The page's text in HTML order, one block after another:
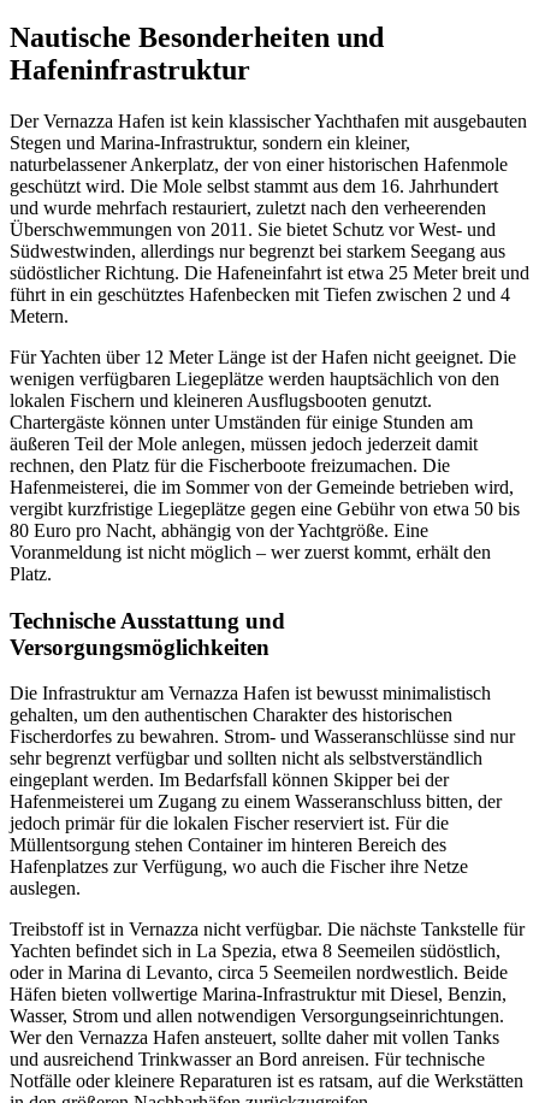
Nautische Besonderheiten und
Hafeninfrastruktur
Der Vernazza Hafen ist kein klassischer Yachthafen mit ausgebauten
Stegen und Marina-Infrastruktur, sondern ein kleiner,
naturbelassener Ankerplatz, der von einer historischen Hafenmole
geschützt wird. Die Mole selbst stammt aus dem 16. Jahrhundert
und wurde mehrfach restauriert, zuletzt nach den verheerenden
Überschwemmungen von 2011. Sie bietet Schutz vor West- und
Südwestwinden, allerdings nur begrenzt bei starkem Seegang aus
südöstlicher Richtung. Die Hafeneinfahrt ist etwa 25 Meter breit und
führt in ein geschütztes Hafenbecken mit Tiefen zwischen 2 und 4
Metern.
Für Yachten über 12 Meter Länge ist der Hafen nicht geeignet. Die
wenigen verfügbaren Liegeplätze werden hauptsächlich von den
lokalen Fischern und kleineren Ausflugsbooten genutzt.
Chartergäste können unter Umständen für einige Stunden am
äußeren Teil der Mole anlegen, müssen jedoch jederzeit damit
rechnen, den Platz für die Fischerboote freizumachen. Die
Hafenmeisterei, die im Sommer von der Gemeinde betrieben wird,
vergibt kurzfristige Liegeplätze gegen eine Gebühr von etwa 50 bis
80 Euro pro Nacht, abhängig von der Yachtgröße. Eine
Voranmeldung ist nicht möglich – wer zuerst kommt, erhält den
Platz.
Technische Ausstattung und
Versorgungsmöglichkeiten
Die Infrastruktur am Vernazza Hafen ist bewusst minimalistisch
gehalten, um den authentischen Charakter des historischen
Fischerdorfes zu bewahren. Strom- und Wasseranschlüsse sind nur
sehr begrenzt verfügbar und sollten nicht als selbstverständlich
eingeplant werden. Im Bedarfsfall können Skipper bei der
Hafenmeisterei um Zugang zu einem Wasseranschluss bitten, der
jedoch primär für die lokalen Fischer reserviert ist. Für die
Müllentsorgung stehen Container im hinteren Bereich des
Hafenplatzes zur Verfügung, wo auch die Fischer ihre Netze
auslegen.
Treibstoff ist in Vernazza nicht verfügbar. Die nächste Tankstelle für
Yachten befindet sich in La Spezia, etwa 8 Seemeilen südöstlich,
oder in Marina di Levanto, circa 5 Seemeilen nordwestlich. Beide
Häfen bieten vollwertige Marina-Infrastruktur mit Diesel, Benzin,
Wasser, Strom und allen notwendigen Versorgungseinrichtungen.
Wer den Vernazza Hafen ansteuert, sollte daher mit vollen Tanks
und ausreichend Trinkwasser an Bord anreisen. Für technische
Notfälle oder kleinere Reparaturen ist es ratsam, auf die Werkstätten